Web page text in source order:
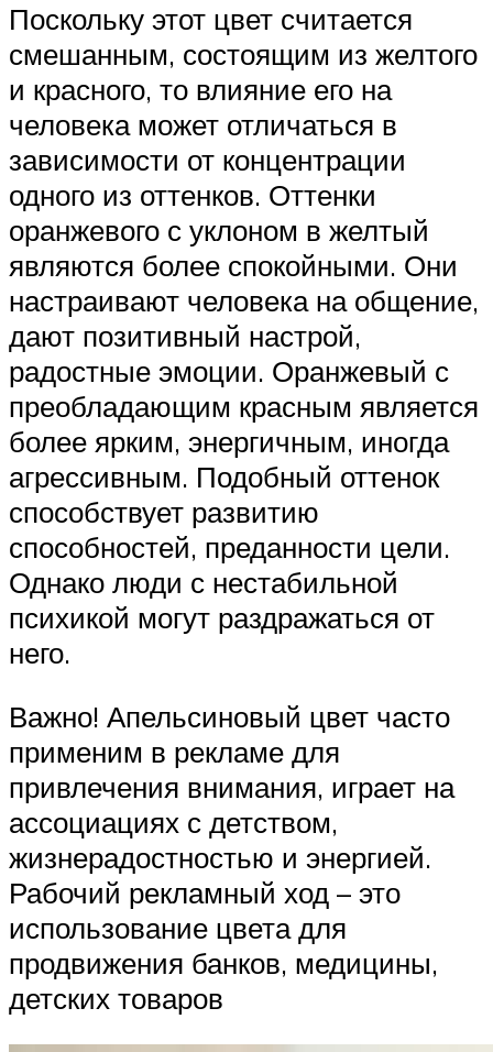
Поскольку этот цвет считается
смешанным, состоящим из желтого
и красного, то влияние его на
человека может отличаться в
зависимости от концентрации
одного из оттенков. Оттенки
оранжевого с уклоном в желтый
являются более спокойными. Они
настраивают человека на общение,
дают позитивный настрой,
радостные эмоции. Оранжевый с
преобладающим красным является
более ярким, энергичным, иногда
агрессивным. Подобный оттенок
способствует развитию
способностей, преданности цели.
Однако люди с нестабильной
психикой могут раздражаться от
него.
Важно! Апельсиновый цвет часто
применим в рекламе для
привлечения внимания, играет на
ассоциациях с детством,
жизнерадостностью и энергией.
Рабочий рекламный ход – это
использование цвета для
продвижения банков, медицины,
детских товаров